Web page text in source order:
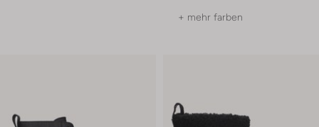
+ mehr farben